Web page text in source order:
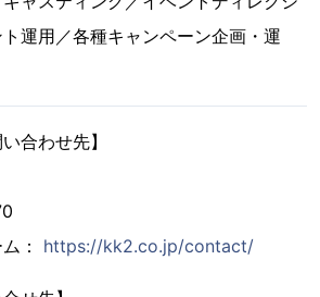
運用／各種キャンペーン企画・運
合わせ先】
： https://kk2.co.jp/contact/